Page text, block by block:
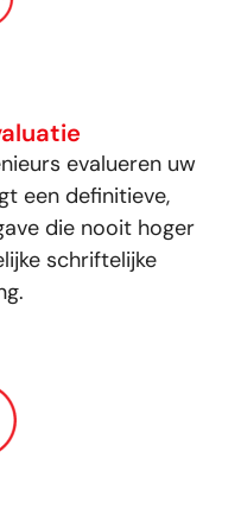
evalueren uw
een definitieve,
die nooit hoger
schriftelijke